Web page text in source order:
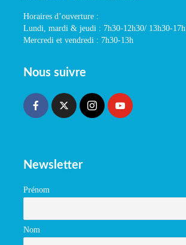
Horaires d’ouverture :
Lundi, mardi & jeudi : 7h30-12h30/ 13h30-17h
Mercredi et vendredi : 7h30-13h
Nous suivre
Newsletter
Prénom
Nom